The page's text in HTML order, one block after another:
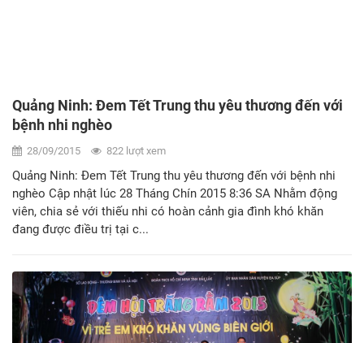
Quảng Ninh: Đem Tết Trung thu yêu thương đến với
bệnh nhi nghèo
28/09/2015 822 lượt xem
Quảng Ninh: Đem Tết Trung thu yêu thương đến với bệnh nhi
nghèo Cập nhật lúc 28 Tháng Chín 2015 8:36 SA Nhằm động
viên, chia sẻ với thiếu nhi có hoàn cảnh gia đình khó khăn
đang được điều trị tại c...